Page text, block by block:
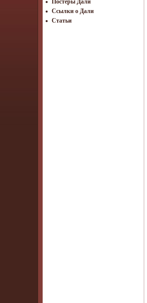
Постеры Дали
Ссылки о Дали
Статьи